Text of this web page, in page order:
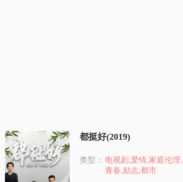
都挺好(2019)
类型：
电视剧,爱情,家庭伦理,
青春,励志,都市